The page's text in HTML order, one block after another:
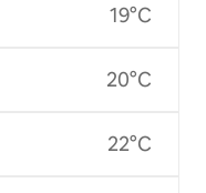
19°C
20°C
22°C